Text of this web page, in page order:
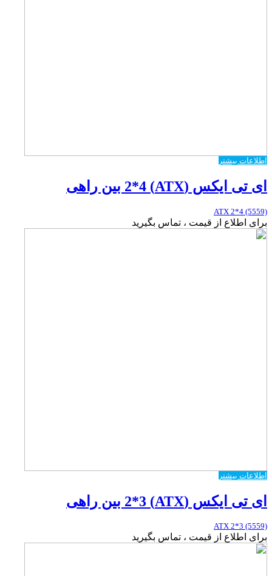
اطلاعات بیشتر
ای تی ایکس (ATX) 2*4 بین راهی
ATX 2*4 (5559)
برای اطلاع از قیمت ، تماس بگیرید
اطلاعات بیشتر
ای تی ایکس (ATX) 2*3 بین راهی
ATX 2*3 (5559)
برای اطلاع از قیمت ، تماس بگیرید